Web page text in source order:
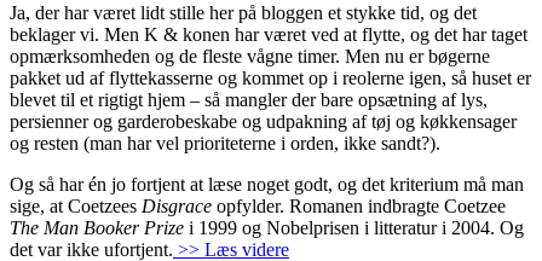
Ja, der har været lidt stille her på bloggen et stykke tid, og det
beklager vi. Men K & konen har været ved at flytte, og det har taget
opmærksomheden og de fleste vågne timer. Men nu er bøgerne
pakket ud af flyttekasserne og kommet op i reolerne igen, så huset er
blevet til et rigtigt hjem – så mangler der bare opsætning af lys,
persienner og garderobeskabe og udpakning af tøj og køkkensager
og resten (man har vel prioriteterne i orden, ikke sandt?).
Og så har én jo fortjent at læse noget godt, og det kriterium må man
sige, at Coetzees Disgrace opfylder. Romanen indbragte Coetzee
The Man Booker Prize i 1999 og Nobelprisen i litteratur i 2004. Og
det var ikke ufortjent. >> Læs videre